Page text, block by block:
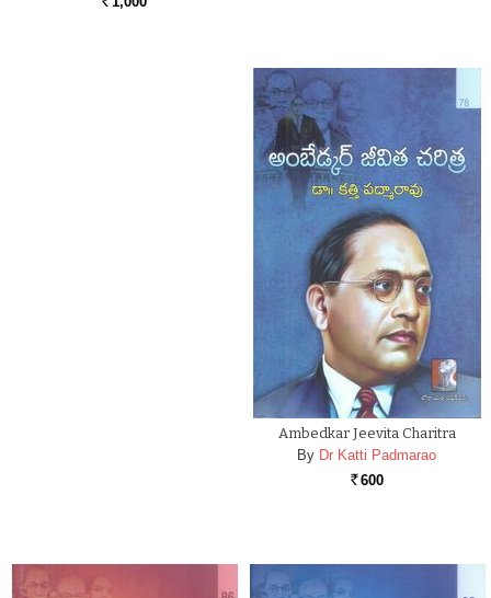
Rs.
Ambedkar Jeevita Charitra
By Dr Katti Padmarao
Rs. 600